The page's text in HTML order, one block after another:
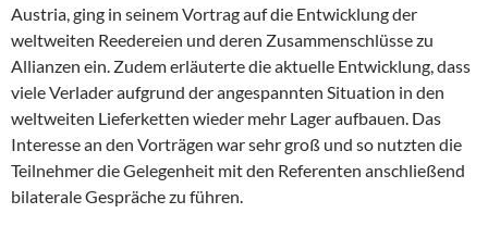
Austria, ging in seinem Vortrag auf die Entwicklung der
weltweiten Reedereien und deren Zusammenschlüsse zu
Allianzen ein. Zudem erläuterte die aktuelle Entwicklung, dass
viele Verlader aufgrund der angespannten Situation in den
weltweiten Lieferketten wieder mehr Lager aufbauen. Das
Interesse an den Vorträgen war sehr groß und so nutzten die
Teilnehmer die Gelegenheit mit den Referenten anschließend
bilaterale Gespräche zu führen.